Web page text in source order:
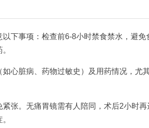
以下事项：检查前6-8小时禁食禁水，避
如心脏病、药物过敏史）及用药情况，尤
紧张。无痛胃镜需有人陪同，术后2小时